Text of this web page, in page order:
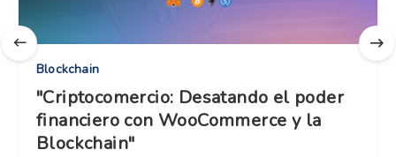
Blockchain
"Criptocomercio: Desatando el poder
financiero con WooCommerce y la
Blockchain"